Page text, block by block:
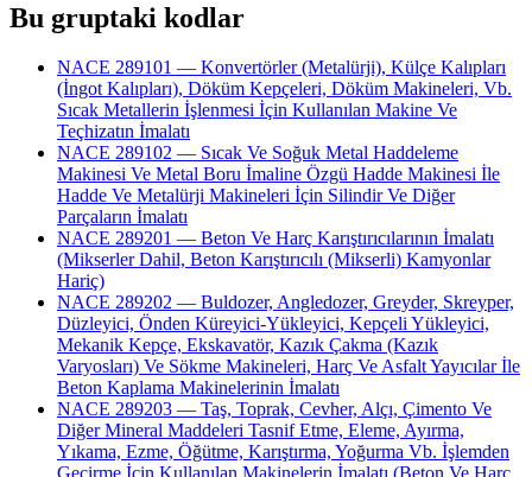
Bu gruptaki kodlar
NACE 289101 — Konvertörler (Metalürji), Külçe Kalıpları
(İngot Kalıpları), Döküm Kepçeleri, Döküm Makineleri, Vb.
Sıcak Metallerin İşlenmesi İçin Kullanılan Makine Ve
Teçhizatın İmalatı
NACE 289102 — Sıcak Ve Soğuk Metal Haddeleme
Makinesi Ve Metal Boru İmaline Özgü Hadde Makinesi İle
Hadde Ve Metalürji Makineleri İçin Silindir Ve Diğer
Parçaların İmalatı
NACE 289201 — Beton Ve Harç Karıştırıcılarının İmalatı
(Mikserler Dahil, Beton Karıştırıcılı (Mikserli) Kamyonlar
Hariç)
NACE 289202 — Buldozer, Angledozer, Greyder, Skreyper,
Düzleyici, Önden Küreyici-Yükleyici, Kepçeli Yükleyici,
Mekanik Kepçe, Ekskavatör, Kazık Çakma (Kazık
Varyosları) Ve Sökme Makineleri, Harç Ve Asfalt Yayıcılar İle
Beton Kaplama Makinelerinin İmalatı
NACE 289203 — Taş, Toprak, Cevher, Alçı, Çimento Ve
Diğer Mineral Maddeleri Tasnif Etme, Eleme, Ayırma,
Yıkama, Ezme, Öğütme, Karıştırma, Yoğurma Vb. İşlemden